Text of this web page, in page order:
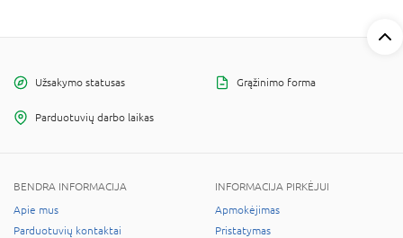
Užsakymo statusas Grąžinimo forma
Parduotuvių darbo laikas
BENDRA INFORMACIJA
Apie mus
Parduotuvių kontaktai
INFORMACIJA PIRKĖJUI
Apmokėjimas
Pristatymas